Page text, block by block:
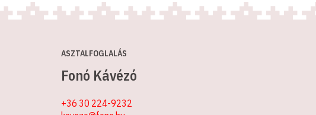
ASZTALFOGLALÁS
Fonó Kávézó
+36 30 224-9232